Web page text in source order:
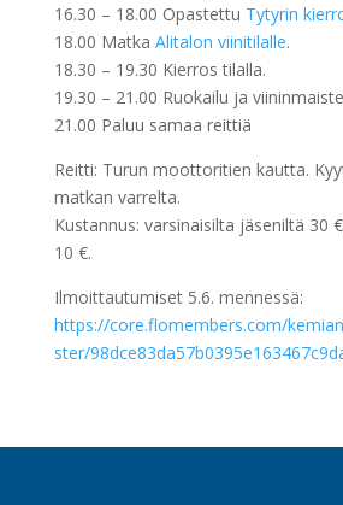
16.30 – 18.00 Opastettu Tytyrin
18.00 Matka Alitalon viinitilalle.
18.30 – 19.30 Kierros tilalla.
19.30 – 21.00 Ruokailu ja
21.00 Paluu samaa reittiä
Reitti: Turun moottoritien kautta.
matkan varrelta.
Kustannus: varsinaisilta jäseniltä 30
10 €.
Ilmoittautumiset 5.6. mennessä:
https://core.flomembers.com/
ster/